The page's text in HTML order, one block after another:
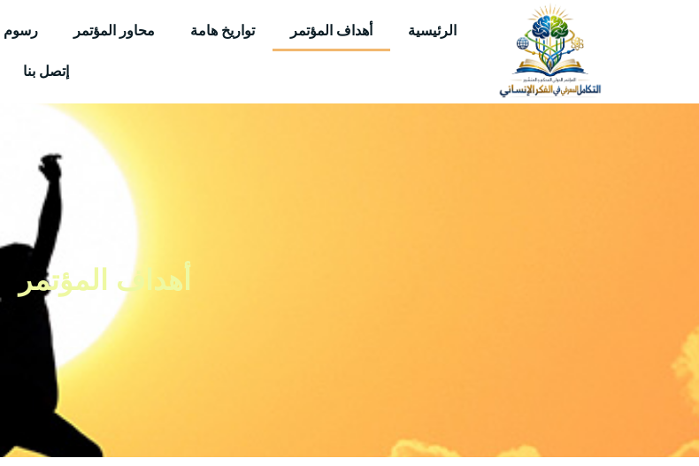
الرئيسية أهداف المؤتمر تواريخ هامة محاور المؤتمر رسوم
إتصل بنا
أهداف المؤتمر